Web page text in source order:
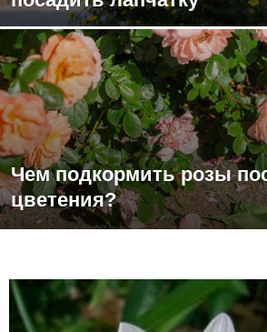
Чем подкормить розы
цветения?